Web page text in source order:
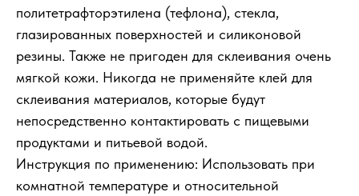
политетрафторэтилена (тефлона), стекла,
глазированных поверхностей и силиконовой
резины. Также не пригоден для склеивания очень
мягкой кожи. Никогда не применяйте клей для
склеивания материалов, которые будут
непосредственно контактировать с пищевыми
продуктами и питьевой водой.
Инструкция по применению: Использовать при
комнатной температуре и относительной